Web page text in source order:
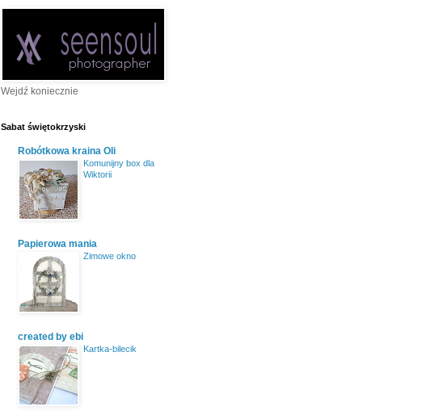
Wejdź koniecznie
Sabat świętokrzyski
Robótkowa kraina Oli
Komunijny box dla
Wiktorii
Papierowa mania
Zimowe okno
created by ebi
Kartka-bilecik